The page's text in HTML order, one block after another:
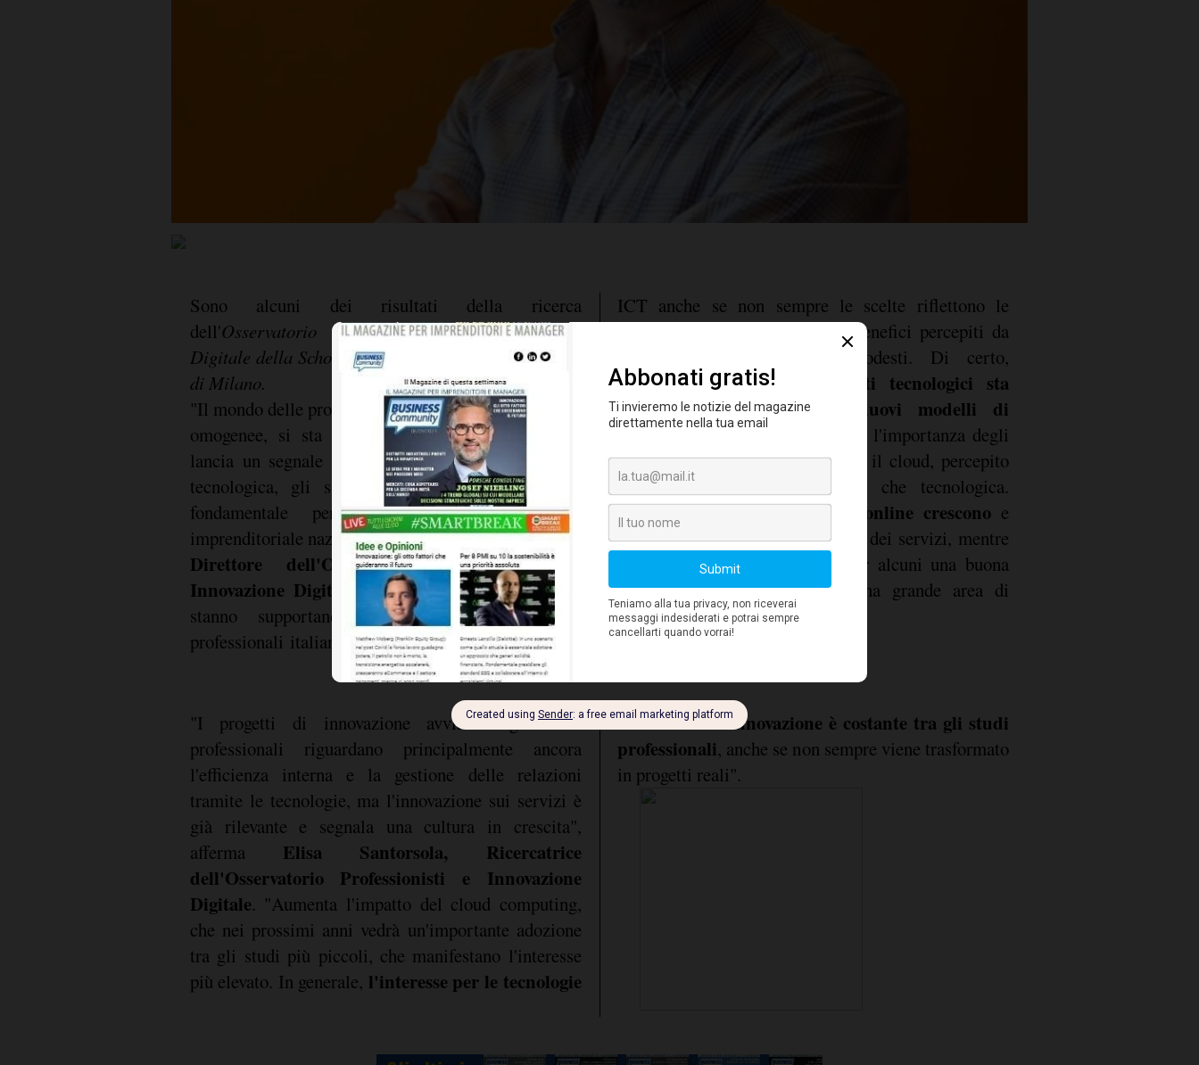
Sono alcuni dei risultati della ricerca
dell'Osservatorio Professionisti e Innovazione
Digitale della School of Management del Politecnico
di Milano.
"Il mondo delle professioni, anche se con velocità non
omogenee, si sta muovendo verso l'era digitale e
lancia un segnale forte: abbracciando l'innovazione
tecnologica, gli studi rappresentano un sostegno
fondamentale per la crescita del sistema
imprenditoriale nazionale", affermaClaudio Rorato,
Direttore dell'Osservatorio Professionisti e
Innovazione Digitale
. "Le tecnologie informatiche
stanno supportando lo sviluppo degli studi
professionali italiani, che investono sempre di più in
ICT anche se non sempre le scelte riflettono le
effettive necessità, tanto che i benefici percepiti da
alcuni studi sono ancora modesti. Di certo,
l'adozione di nuovi strumenti tecnologici sta
facilitando l'evoluzione di nuovi modelli di
organizzativi, per cui si segnala l'importanza degli
strumenti di lavoro in mobilità e il cloud, percepito
come leva organizzativa prima che tecnologica.
Social network e consulenza online crescono e
integrano sempre più la proposta dei servizi, mentre
gli smart data rappresentano per alcuni una buona
realtà, per la maggior parte una grande area di
interesse".
"I progetti di innovazione avviati dagli studi
professionali riguardano principalmente ancora
l'efficienza interna e la gestione delle relazioni
tramite le tecnologie, ma l'innovazione sui servizi è
già rilevante e segnala una cultura in crescita",
afferma Elisa Santorsola, Ricercatrice
dell'Osservatorio Professionisti e Innovazione
Digitale. "Aumenta l'impatto del cloud computing,
che nei prossimi anni vedrà un'importante adozione
tra gli studi più piccoli, che manifestano l'interesse
più elevato. In generale, l'interesse per le tecnologie
di media-alta innovazione è costante tra gli studi
professionali, anche se non sempre viene trasformato
in progetti reali".